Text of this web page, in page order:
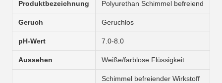
Produktbezeichnung Polyurethan Schimmel befreiend
Geruch Geruchlos
pH-Wert 7.0-8.0
Aussehen Weiße/farblose Flüssigkeit
Schimmel befreiender Wirkstoff